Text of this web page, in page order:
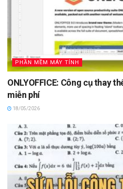
PHẦN MỀM MÁY TÍNH
ONLYOFFICE: Công cụ thay
miễn phí
18/05/2026